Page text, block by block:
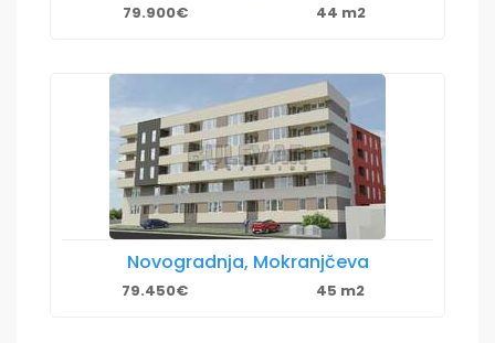
79.900€ 44 m2
Novogradnja, Mokranjčeva
79.450€ 45 m2